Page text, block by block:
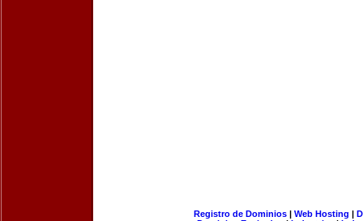
Registro de Dominios| Web Hosting |